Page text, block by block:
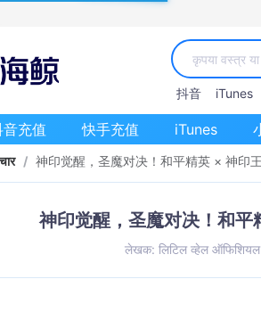
抖音 iTunes
音充值 快手充值 iTunes
/ 神印觉醒，圣魔对决！和平精英 × 神印
神印觉醒，圣魔对决！和
लेखक: लिटिल व्हेल ऑफिशियल